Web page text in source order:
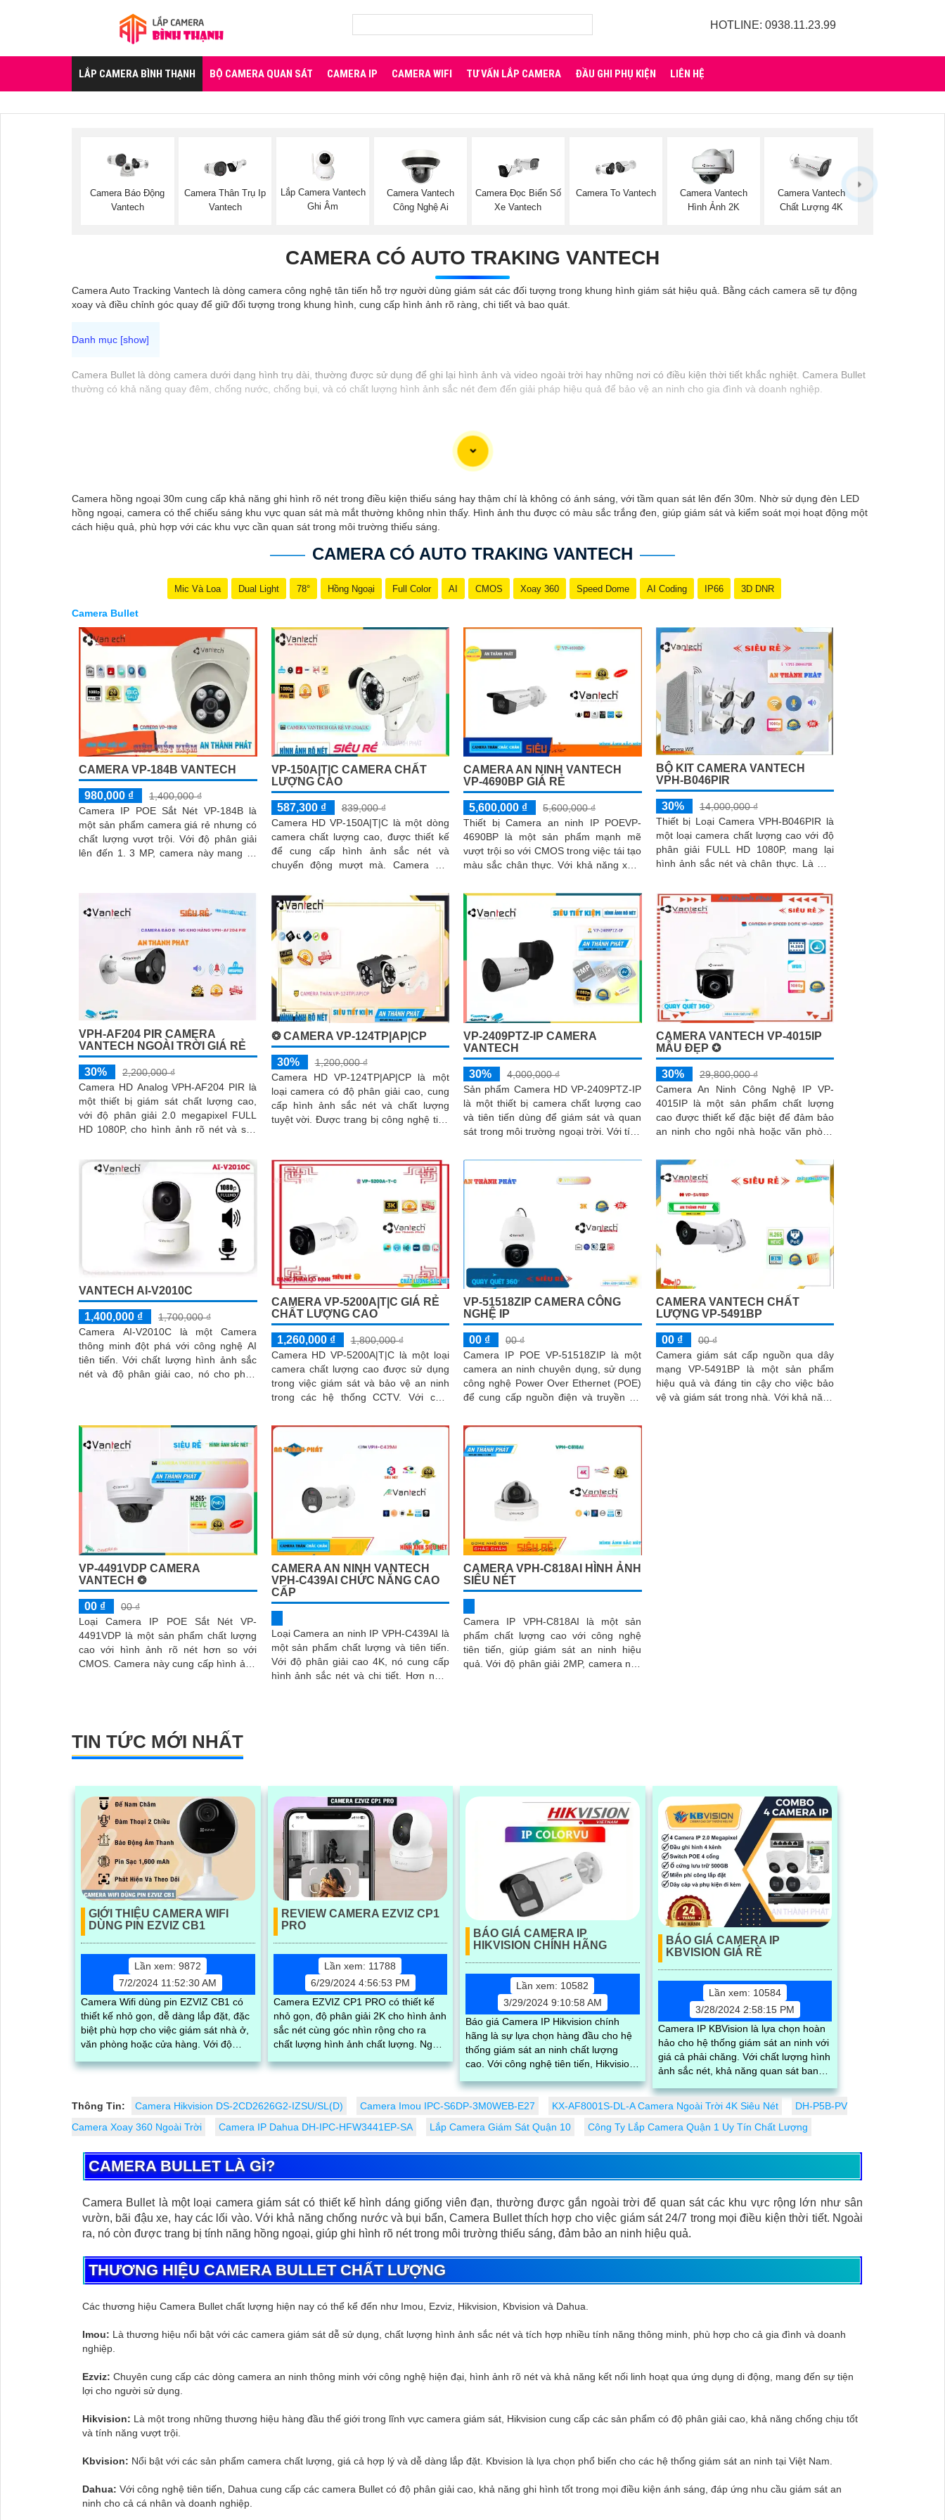
HOTLINE: 0938.11.23.99
LẮP CAMERA BÌNH THẠNH BỘ CAMERA QUAN SÁT CAMERA IP CAMERA WIFI TƯ VẤN LẮP CAMERA ĐẦU GHI PHỤ KIỆN LIÊN HỆ
Camera Báo Động
Vantech
Camera Thân Trụ Ip
Vantech
Lắp Camera Vantech
Ghi Âm
Camera Vantech
Công Nghệ Ai
Camera Đọc Biển Số
Xe Vantech
Camera To Vantech
Camera Vantech
Hình Ảnh 2K
Camera Vantech
Chất Lượng 4K
CAMERA CÓ AUTO TRAKING VANTECH
Camera Auto Tracking Vantech là dòng camera công nghệ tân tiến hỗ trợ người dùng giám sát các đối tượng trong khung hình giám sát hiệu quả. Bằng cách camera sẽ tự động
xoay và điều chỉnh góc quay để giữ đối tượng trong khung hình, cung cấp hình ảnh rõ ràng, chi tiết và bao quát.
Camera Bullet là dòng camera dưới dạng hình trụ dài, thường được sử dụng để ghi lại hình ảnh và video ngoài trời hay những nơi có điều kiện thời tiết khắc nghiệt. Camera Bullet
thường có khả năng quay đêm, chống nước, chống bụi, và có chất lượng hình ảnh sắc nét đem đến giải pháp hiệu quả để bảo vệ an ninh cho gia đình và doanh nghiệp.
Camera hồng ngoại 30m cung cấp khả năng ghi hình rõ nét trong điều kiện thiếu sáng hay thậm chí là không có ánh sáng, với tầm quan sát lên đến 30m. Nhờ sử dụng đèn LED
hồng ngoại, camera có thể chiếu sáng khu vực quan sát mà mắt thường không nhìn thấy. Hình ảnh thu được có màu sắc trắng đen, giúp giám sát và kiểm soát mọi hoạt động một
cách hiệu quả, phù hợp với các khu vực cần quan sát trong môi trường thiếu sáng.
CAMERA CÓ AUTO TRAKING VANTECH
Mic Và Loa Dual Light 78° Hồng Ngoại Full Color AI CMOS Xoay 360 Speed Dome AI Coding IP66 3D DNR
Camera Bullet
CAMERA VP-184B VANTECH
980,000 ₫
1,400,000 ₫
Camera IP POE Sắt Nét VP-184B là
một sản phẩm camera giá rẻ nhưng có
chất lượng vượt trội. Với độ phân giải
lên đến 1. 3 MP, camera này mang lại
VP-150A|T|C CAMERA CHẤT
LƯỢNG CAO
587,300 ₫
839,000 ₫
Camera HD VP-150A|T|C là một dòng
camera chất lượng cao, được thiết kế
để cung cấp hình ảnh sắc nét và
chuyển động mượt mà. Camera HD
khả...
CAMERA AN NINH VANTECH
VP-4690BP GIÁ RẺ
5,600,000 ₫
5,600,000 ₫
Thiết bị Camera an ninh IP POEVP-
4690BP là một sản phẩm mạnh mẽ
vượt trội so với CMOS trong việc tái tạo
màu sắc chân thực. Với khả năng xem
80m...
BỘ KIT CAMERA VANTECH
VPH-B046PIR
30%
14,000,000 ₫
Thiết bị Loại Camera VPH-B046PIR là
một loại camera chất lượng cao với độ
phân giải FULL HD 1080P, mang lại
hình ảnh sắc nét và chân thực. Là một
VPH-AF204 PIR CAMERA
VANTECH NGOÀI TRỜI GIÁ RẺ
30%
2,200,000 ₫
Camera HD Analog VPH-AF204 PIR là
một thiết bị giám sát chất lượng cao,
với độ phân giải 2.0 megapixel FULL
HD 1080P, cho hình ảnh rõ nét và sắc
❂ CAMERA VP-124TP|AP|CP
30%
1,200,000 ₫
Camera HD VP-124TP|AP|CP là một
loại camera có độ phân giải cao, cung
cấp hình ảnh sắc nét và chất lượng
tuyệt vời. Được trang bị công nghệ tiên
VP-2409PTZ-IP CAMERA
VANTECH
30%
4,000,000 ₫
Sản phẩm Camera HD VP-2409PTZ-IP
là một thiết bị camera chất lượng cao
và tiên tiến dùng để giám sát và quan
sát trong môi trường ngoại trời. Với tính
CAMERA VANTECH VP-4015IP
MẪU ĐẸP ✪
30%
29,800,000 ₫
Camera An Ninh Công Nghệ IP VP-
4015IP là một sản phẩm chất lượng
cao được thiết kế đặc biệt để đảm bảo
an ninh cho ngôi nhà hoặc văn phòng
nó cung cấp hình ảnh rõ ràng và sắc
nét
VANTECH AI-V2010C
1,400,000 ₫
1,700,000 ₫
Camera AI-V2010C là một Camera
thông minh đột phá với công nghệ AI
tiên tiến. Với chất lượng hình ảnh sắc
nét và độ phân giải cao, nó cho phép
CAMERA VP-5200A|T|C GIÁ RẺ
CHẤT LƯỢNG CAO
1,260,000 ₫
1,800,000 ₫
Camera HD VP-5200A|T|C là một loại
camera chất lượng cao được sử dụng
trong việc giám sát và bảo vệ an ninh
trong các hệ thống CCTV. Với chất
VP-51518ZIP CAMERA CÔNG
NGHỆ IP
00 ₫
00 ₫
Camera IP POE VP-51518ZIP là một
camera an ninh chuyên dụng, sử dụng
công nghệ Power Over Ethernet (POE)
để cung cấp nguồn điện và truyền dữ
CAMERA VANTECH CHẤT
LƯỢNG VP-5491BP
00 ₫
00 ₫
Camera giám sát cấp nguồn qua dây
mạng VP-5491BP là một sản phẩm
hiệu quả và đáng tin cậy cho việc bảo
vệ và giám sát trong nhà. Với khả năng
VP-4491VDP CAMERA
VANTECH ❂
00 ₫
00 ₫
Loại Camera IP POE Sắt Nét VP-
4491VDP là một sản phẩm chất lượng
cao với hình ảnh rõ nét hơn so với
CMOS. Camera này cung cấp hình ảnh
CAMERA AN NINH VANTECH
VPH-C439AI CHỨC NĂNG CAO
CẤP
Loại Camera an ninh IP VPH-C439AI là
một sản phẩm chất lượng và tiên tiến.
Với độ phân giải cao 4K, nó cung cấp
hình ảnh sắc nét và chi tiết. Hơn nữa,
CAMERA VPH-C818AI HÌNH ẢNH
SIÊU NÉT
Camera IP VPH-C818AI là một sản
phẩm chất lượng cao với công nghệ
tiên tiến, giúp giám sát an ninh hiệu
quả. Với độ phân giải 2MP, camera này
TIN TỨC MỚI NHẤT
GIỚI THIỆU CAMERA WIFI
DÙNG PIN EZVIZ CB1
Lần xem: 9872
7/2/2024 11:52:30 AM
Camera Wifi dùng pin EZVIZ CB1 có
thiết kế nhỏ gọn, dễ dàng lắp đặt, đặc
biệt phù hợp cho việc giám sát nhà ở,
văn phòng hoặc cửa hàng. Với độ
và mic, đèn hồng ngoại thông minh
REVIEW CAMERA EZVIZ CP1
PRO
Lần xem: 11788
6/29/2024 4:56:53 PM
Camera EZVIZ CP1 PRO có thiết kế
nhỏ gọn, độ phân giải 2K cho hình ảnh
sắc nét cùng góc nhìn rộng cho ra
chất lượng hình ảnh chất lượng. Ngoài
quay...
BÁO GIÁ CAMERA IP
HIKVISION CHÍNH HÃNG
Lần xem: 10582
3/29/2024 9:10:58 AM
Báo giá Camera IP Hikvision chính
hãng là sự lựa chọn hàng đầu cho hệ
thống giám sát an ninh chất lượng
cao. Với công nghệ tiên tiến, Hikvision
tin cậy cao và tính năng thông minh
BÁO GIÁ CAMERA IP
KBVISION GIÁ RÈ
Lần xem: 10584
3/28/2024 2:58:15 PM
Camera IP KBVision là lựa chọn hoàn
hảo cho hệ thống giám sát an ninh với
giá cả phải chăng. Với chất lượng hình
ảnh sắc nét, khả năng quan sát ban
Camera IP KBVision đáng để đầu tư
Thông Tin: Camera Hikvision DS-2CD2626G2-IZSU/SL(D) Camera Imou IPC-S6DP-3M0WEB-E27 KX-AF8001S-DL-A Camera Ngoài Trời 4K Siêu Nét
DH-P5B-PV
Camera Xoay 360 Ngoài Trời
Camera IP Dahua DH-IPC-HFW3441EP-SA Lắp Camera Giám Sát Quận 10 Công Ty Lắp Camera Quận 1 Uy Tín Chất Lượng
CAMERA BULLET LÀ GÌ?
Camera Bullet là một loại camera giám sát có thiết kế hình dáng giống viên đạn, thường được gắn ngoài trời để quan sát các khu vực rộng lớn như sân
vườn, bãi đậu xe, hay các lối vào. Với khả năng chống nước và bụi bẩn, Camera Bullet thích hợp cho việc giám sát 24/7 trong mọi điều kiện thời tiết. Ngoài
ra, nó còn được trang bị tính năng hồng ngoại, giúp ghi hình rõ nét trong môi trường thiếu sáng, đảm bảo an ninh hiệu quả.
THƯƠNG HIỆU CAMERA BULLET CHẤT LƯỢNG
Các thương hiệu Camera Bullet chất lượng hiện nay có thể kể đến như Imou, Ezviz, Hikvision, Kbvision và Dahua.
Imou: Là thương hiệu nổi bật với các camera giám sát dễ sử dụng, chất lượng hình ảnh sắc nét và tích hợp nhiều tính năng thông minh, phù hợp cho cả gia đình và doanh
nghiệp.
Ezviz: Chuyên cung cấp các dòng camera an ninh thông minh với công nghệ hiện đại, hình ảnh rõ nét và khả năng kết nối linh hoạt qua ứng dụng di động, mang đến sự tiện
lợi cho người sử dụng.
Hikvision: Là một trong những thương hiệu hàng đầu thế giới trong lĩnh vực camera giám sát, Hikvision cung cấp các sản phẩm có độ phân giải cao, khả năng chống chịu tốt
và tính năng vượt trội.
Kbvision: Nổi bật với các sản phẩm camera chất lượng, giá cả hợp lý và dễ dàng lắp đặt. Kbvision là lựa chọn phổ biến cho các hệ thống giám sát an ninh tại Việt Nam.
Dahua: Với công nghệ tiên tiến, Dahua cung cấp các camera Bullet có độ phân giải cao, khả năng ghi hình tốt trong mọi điều kiện ánh sáng, đáp ứng nhu cầu giám sát an
ninh cho cả cá nhân và doanh nghiệp.